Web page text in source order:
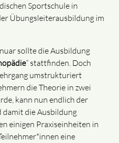
Sportschule in
Übungsleiterausbildung im
sollte die Ausbildung
“ stattfinden. Doch
umstrukturiert
die Theorie in zwei
kann nun endlich der
die Ausbildung
einigen Praxiseinheiten in
eine